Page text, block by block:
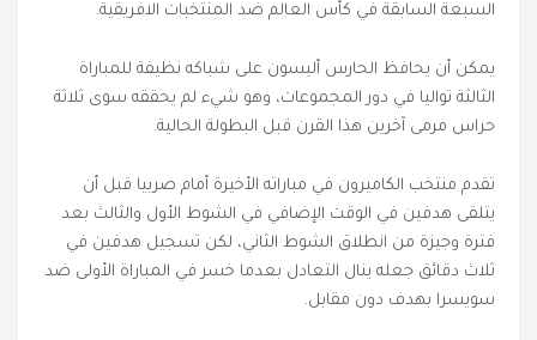
السبعة السابقة في كأس العالم ضد المنتخبات الافريقية.
يمكن أن يحافظ الحارس أليسون على شباكه نظيفة للمباراة
الثالثة تواليا في دور المجموعات، وهو شيء لم يحققه سوى ثلاثة
حراس مرمى آخرين هذا القرن قبل البطولة الحالية.
تقدم منتخب الكاميرون في مباراته الأخيرة أمام صربيا قبل أن
يتلقى هدفين في الوقت الإضافي في الشوط الأول والثالث بعد
فترة وجيزة من انطلاق الشوط الثاني، لكن تسجيل هدفين في
ثلاث دقائق جعله ينال التعادل بعدما خسر في المباراة الأولى ضد
سويسرا بهدف دون مقابل.